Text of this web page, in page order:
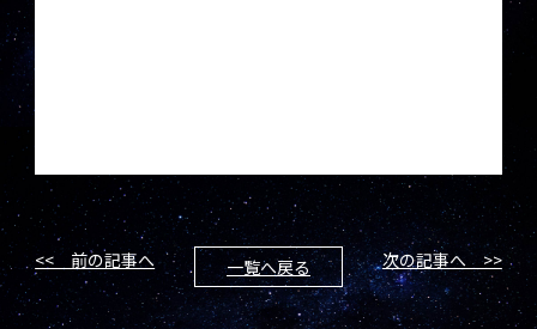
<< 前の記事へ 一覧へ戻る 次の記事へ >>